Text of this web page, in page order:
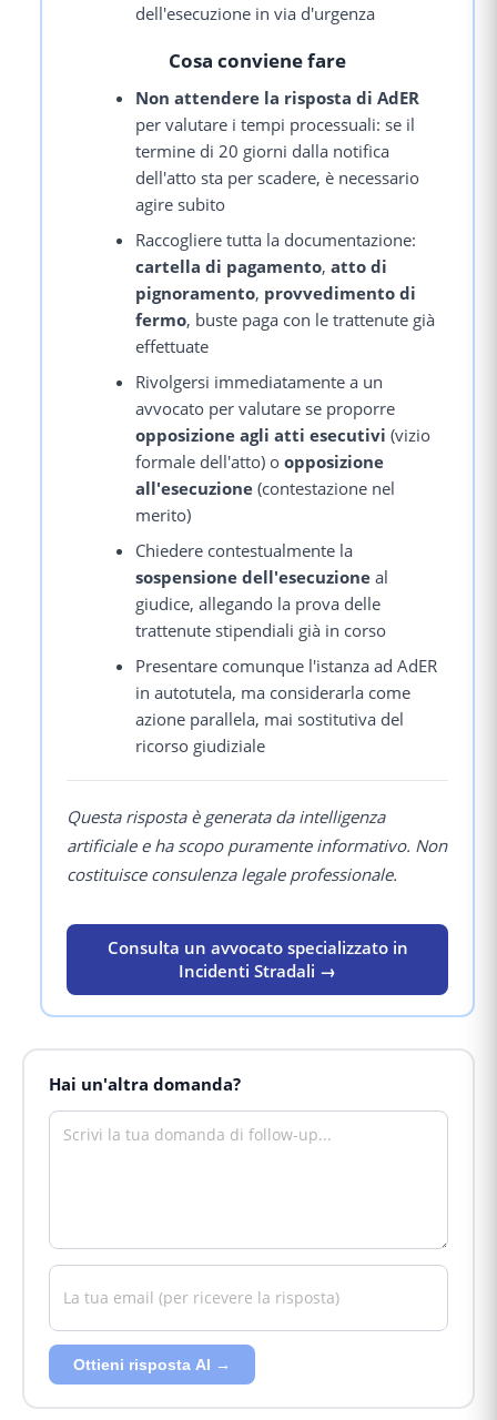
dell'esecuzione in via d'urgenza
Cosa conviene fare
Non attendere la risposta di AdER
per valutare i tempi processuali: se il
termine di 20 giorni dalla notifica
dell'atto sta per scadere, è necessario
agire subito
Raccogliere tutta la documentazione:
cartella di pagamento,atto di
pignoramento, provvedimento di
fermo, buste paga con le trattenute già
effettuate
Rivolgersi immediatamente a un
avvocato per valutare se proporre
opposizione agli atti esecutivi (vizio
formale dell'atto) oopposizione
all'esecuzione (contestazione nel
merito)
Chiedere contestualmente la
sospensione dell'esecuzione al
giudice, allegando la prova delle
trattenute stipendiali già in corso
Presentare comunque l'istanza ad AdER
in autotutela, ma considerarla come
azione parallela, mai sostitutiva del
ricorso giudiziale
Questa risposta è generata da intelligenza
artificiale e ha scopo puramente informativo. Non
costituisce consulenza legale professionale.
Consulta un avvocato specializzato in
Incidenti Stradali →
Hai un'altra domanda?
Ottieni risposta AI →